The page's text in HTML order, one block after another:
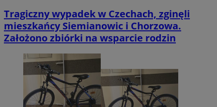
Tragiczny wypadek w Czechach, zginęli
mieszkańcy Siemianowic i Chorzowa.
Założono zbiórki na wsparcie rodzin